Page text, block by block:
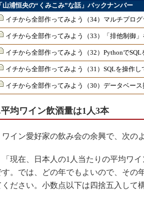
「山浦恒央の“くみこみ”な話」バックナンバー
イチから全部作ってみよう（34）マルチプロ
イチから全部作ってみよう（33）「排他制御
イチから全部作ってみよう（32）Pythonで
イチから全部作ってみよう（31）SQLを操作
イチから全部作ってみよう（30）データベー
均ワイン飲酒量は1人3本
イン愛好家の飲み会の余興で、次の
現在、日本人の1人当たりの平均ワイ
す。では、どの年でもよいので、その
ください。小数点以下は四捨五入して